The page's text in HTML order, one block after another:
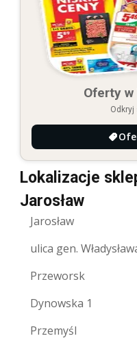
Oferty
Lokalizacje
Jarosław
Jarosław
ulica gen.
Przeworsk
Dynowska 1
Przemyśl